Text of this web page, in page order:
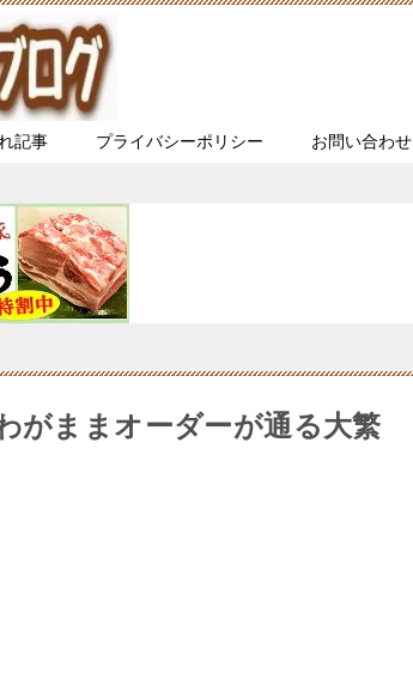
記事 プライバシーポリシー お問い合わせ
がままオーダーが通る大繁